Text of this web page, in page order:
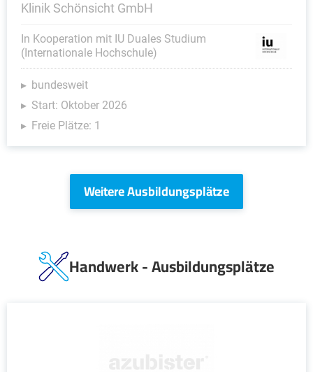
Klinik Schönsicht GmbH
In Kooperation mit IU Duales Studium
(Internationale Hochschule)
bundesweit
Start: Oktober 2026
Freie Plätze: 1
Weitere Ausbildungsplätze
Handwerk - Ausbildungsplätze